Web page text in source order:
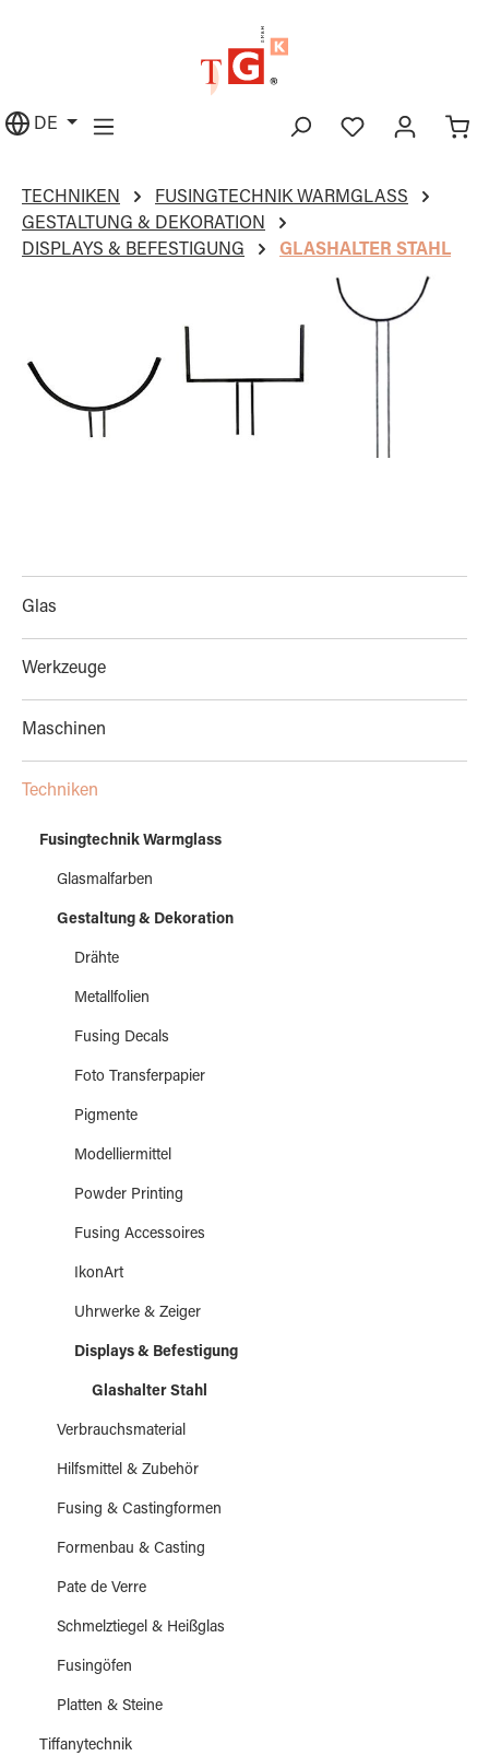
DE
TECHNIKEN
FUSINGTECHNIK WARMGLASS
GESTALTUNG & DEKORATION
DISPLAYS & BEFESTIGUNG
GLASHALTER STAHL
Glas
Werkzeuge
Maschinen
Techniken
Fusingtechnik Warmglass
Glasmalfarben
Gestaltung & Dekoration
Drähte
Metallfolien
Fusing Decals
Foto Transferpapier
Pigmente
Modelliermittel
Powder Printing
Fusing Accessoires
IkonArt
Uhrwerke & Zeiger
Displays & Befestigung
Glashalter Stahl
Verbrauchsmaterial
Hilfsmittel & Zubehör
Fusing & Castingformen
Formenbau & Casting
Pate de Verre
Schmelztiegel & Heißglas
Fusingöfen
Platten & Steine
Tiffanytechnik